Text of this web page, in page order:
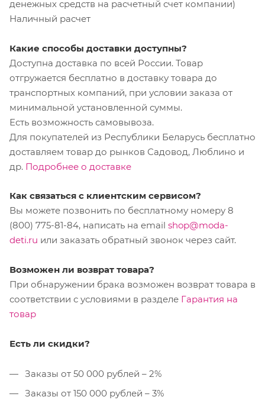
денежных средств на расчетный счет компании)
Наличный расчет
Какие способы доставки доступны?
Доступна доставка по всей России. Товар
отгружается бесплатно в доставку товара до
транспортных компаний, при условии заказа от
минимальной установленной суммы.
Есть возможность самовывоза.
Для покупателей из Республики Беларусь бесплатно
доставляем товар до рынков Садовод, Люблино и
др. Подробнее о доставке
Как связаться с клиентским сервисом?
Вы можете позвонить по бесплатному номеру 8
(800) 775-81-84, написать на email shop@moda-
deti.ru или заказать обратный звонок через сайт.
Возможен ли возврат товара?
При обнаружении брака возможен возврат товара в
соответствии с условиями в разделе Гарантия на
товар
Есть ли скидки?
Заказы от 50 000 рублей – 2%
Заказы от 150 000 рублей – 3%